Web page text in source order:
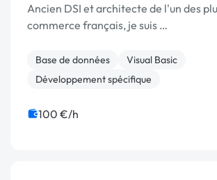
Ancien DSI et architecte de l'un des
commerce français, je suis …
Base de données
Visual Basic
Développement spécifique
100 €/h